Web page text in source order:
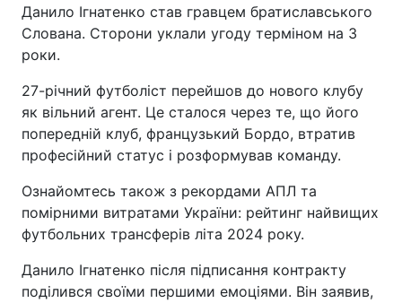
Данило Ігнатенко став гравцем братиславського
Слована. Сторони уклали угоду терміном на 3
роки.
27-річний футболіст перейшов до нового клубу
як вільний агент. Це сталося через те, що його
попередній клуб, французький Бордо, втратив
професійний статус і розформував команду.
Ознайомтесь також з рекордами АПЛ та
помірними витратами України: рейтинг найвищих
футбольних трансферів літа 2024 року.
Данило Ігнатенко після підписання контракту
поділився своїми першими емоціями. Він заявив,